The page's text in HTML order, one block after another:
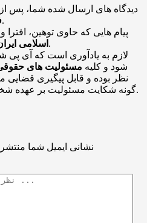
دیدگاه های ارسال شده شما، پس
منتشر خواهد شد.
پیام هایی که حاوی توهین، افترا
اسلامی باشد منتشر نخواهد شد.
لازم به یادآوری است که آی
شود و کلیه مسئولیت های
نظر بوده و قابل پیگیری
گونه شکایت مسئولیت بر عهده شخص نظر دهنده خواهد بود.
نشانی ایمیل شما